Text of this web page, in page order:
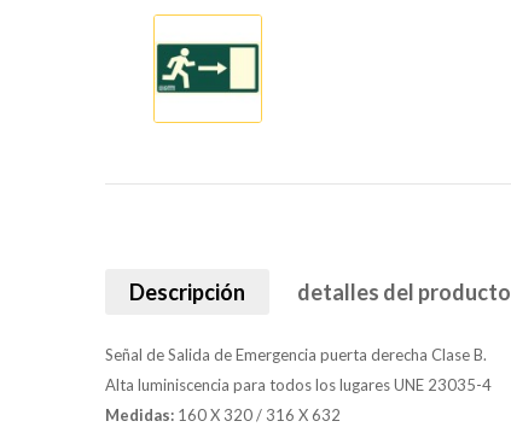
Descripción detalles del producto
Señal de Salida de Emergencia puerta derecha Clase B.
Alta luminiscencia para todos los lugares UNE 23035-4
Medidas: 160 X 320 / 316 X 632